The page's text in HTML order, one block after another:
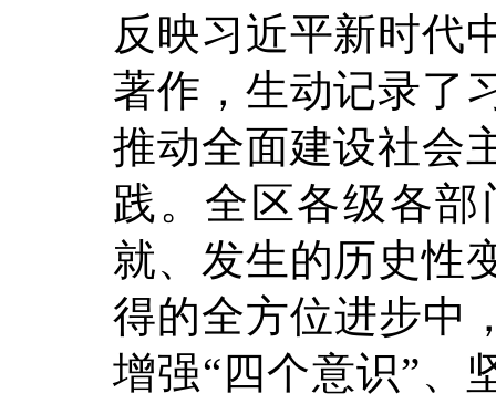
反映习近平新时代
著作，生动记录了
推动全面建设社会
践。全区各级各
就、发生的历史性
得的全方位进步中
增强“四个意识”、